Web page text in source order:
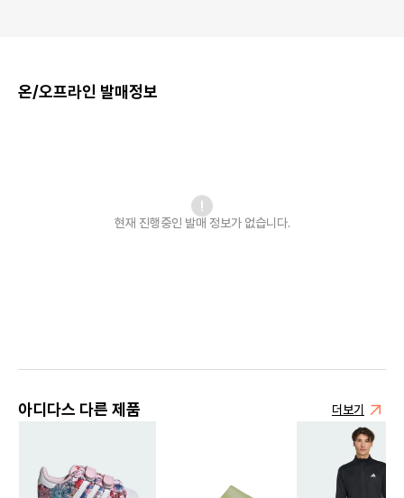
온/오프라인 발매정보
현재 진행중인 발매 정보가 없습니다.
아디다스 다른 제품 더보기